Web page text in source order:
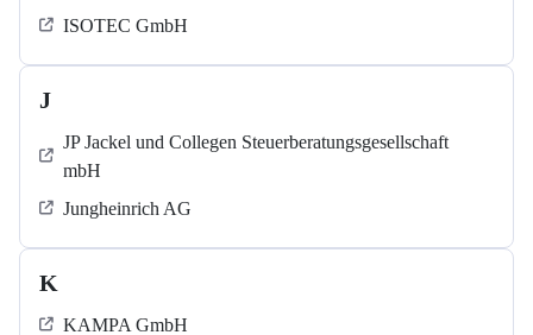
ISOTEC GmbH
J
JP Jackel und Collegen Steuerberatungsgesellschaft
mbH
Jungheinrich AG
K
KAMPA GmbH